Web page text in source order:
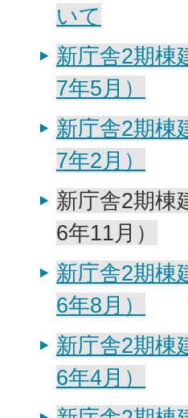
いて
新庁舎2期棟
7年5月）
新庁舎2期棟
7年2月）
新庁舎2期棟
6年11月）
新庁舎2期棟
6年8月）
新庁舎2期棟
6年4月）